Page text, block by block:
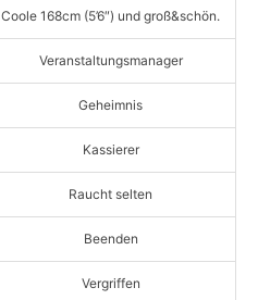
Coole 168cm (5’6″) und groß&schön.
Veranstaltungsmanager
Geheimnis
Kassierer
Raucht selten
Beenden
Vergriffen